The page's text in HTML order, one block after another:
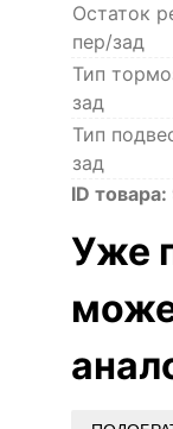
Остаток
пер/зад
Тип
зад
Тип
зад
ID товара:
Уже